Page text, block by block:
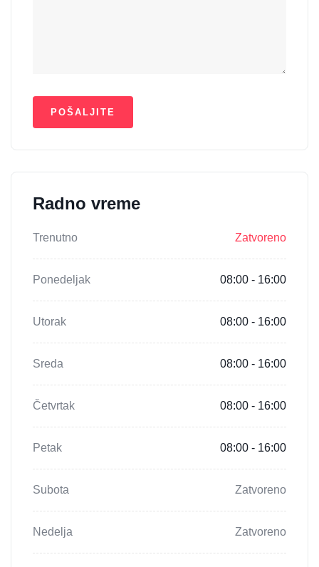
Radno vreme
Trenutno Zatvoreno
Ponedeljak 08:00 - 16:00
Utorak 08:00 - 16:00
Sreda 08:00 - 16:00
Četvrtak 08:00 - 16:00
Petak 08:00 - 16:00
Subota Zatvoreno
Nedelja Zatvoreno